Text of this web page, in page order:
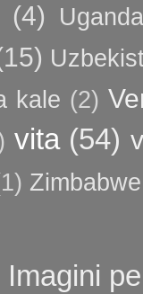
(4) Uganda
kale (2)
vita (54)
Zimbabwe
Imagini